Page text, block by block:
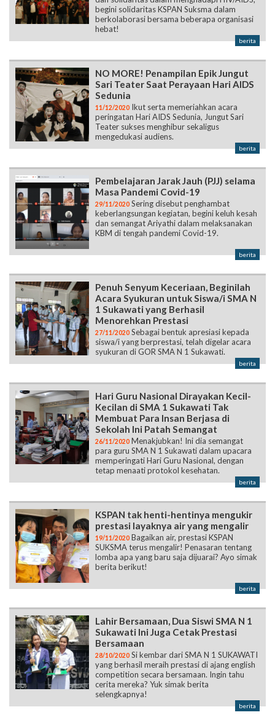
begini solidaritas KSPAN Suksma dalam
berkolaborasi bersama beberapa organisasi
hebat!
berita
NO MORE! Penampilan Epik Jungut
Sari Teater Saat Perayaan Hari AIDS
Sedunia
11/12/2020 Ikut serta memeriahkan acara
peringatan Hari AIDS Sedunia, Jungut Sari
Teater sukses menghibur sekaligus
mengedukasi audiens.
berita
Pembelajaran Jarak Jauh (PJJ) selama
Masa Pandemi Covid-19
29/11/2020 Sering disebut penghambat
keberlangsungan kegiatan, begini keluh kesah
dan semangat Ariyathi dalam melaksanakan
KBM di tengah pandemi Covid-19.
berita
Penuh Senyum Keceriaan, Beginilah
Acara Syukuran untuk Siswa/i SMA N
1 Sukawati yang Berhasil
Menorehkan Prestasi
27/11/2020 Sebagai bentuk apresiasi kepada
siswa/i yang berprestasi, telah digelar acara
syukuran di GOR SMA N 1 Sukawati.
berita
Hari Guru Nasional Dirayakan Kecil-
Kecilan di SMA 1 Sukawati Tak
Membuat Para Insan Berjasa di
Sekolah Ini Patah Semangat
26/11/2020 Menakjubkan! Ini dia semangat
para guru SMA N 1 Sukawati dalam upacara
memperingati Hari Guru Nasional, dengan
tetap menaati protokol kesehatan.
berita
KSPAN tak henti-hentinya mengukir
prestasi layaknya air yang mengalir
19/11/2020 Bagaikan air, prestasi KSPAN
SUKSMA terus mengalir! Penasaran tentang
lomba apa yang baru saja dijuarai? Ayo simak
berita berikut!
berita
Lahir Bersamaan, Dua Siswi SMA N 1
Sukawati Ini Juga Cetak Prestasi
Bersamaan
28/10/2020 Si kembar dari SMA N 1 SUKAWATI
yang berhasil meraih prestasi di ajang english
competition secara bersamaan. Ingin tahu
cerita mereka? Yuk simak berita
selengkapnya!
berita